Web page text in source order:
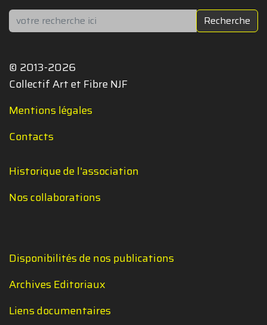
Rechercher Recherche
© 2013-2026
Collectif Art et Fibre NJF
Mentions légales
Contacts
Historique de l'association
Nos collaborations
Disponibilités de nos publications
Archives Editoriaux
Liens documentaires